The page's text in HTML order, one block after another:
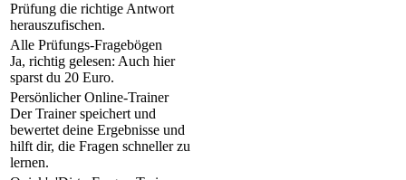
Prüfung die richtige Antwort
herauszufischen.
Alle Prüfungs-Fragebögen
Ja, richtig gelesen: Auch hier
sparst du 20 Euro.
Persönlicher Online-Trainer
Der Trainer speichert und
bewertet deine Ergebnisse und
hilft dir, die Fragen schneller zu
lernen.